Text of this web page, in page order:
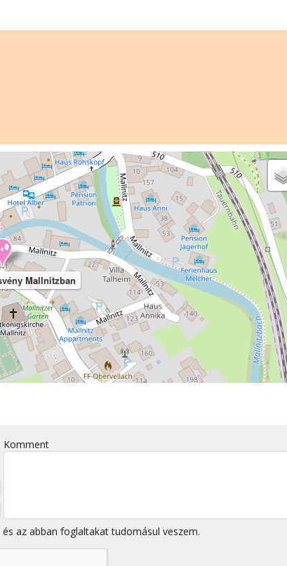
Mallnitzban
Komment
az abban foglaltakat tudomásul veszem.